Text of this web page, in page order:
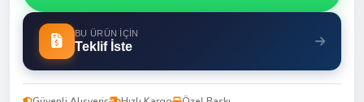
BU ÜRÜN İÇIN
Teklif İste